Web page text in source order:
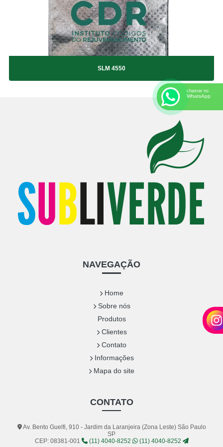
SLM 4550
NAVEGAÇÃO
Home
Sobre nós
Produtos
Clientes
Contato
Informações
Mapa do site
CONTATO
Av. Bento Guelfi, 910 - Jardim da Laranjeira (Zona Leste) São Paulo
SP
CEP: 08381-001
(11) 4040-8252 (11) 4040-8252
chamar no
WhatsApp